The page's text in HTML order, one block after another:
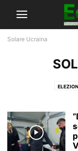
Solare Ucraina